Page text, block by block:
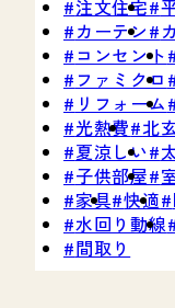
1
注文住宅
カーテン
コンセント
ファミクロ
リフォーム
光熱費 北
夏涼しい
子供部屋
家具 快適
水回り動線
間取り